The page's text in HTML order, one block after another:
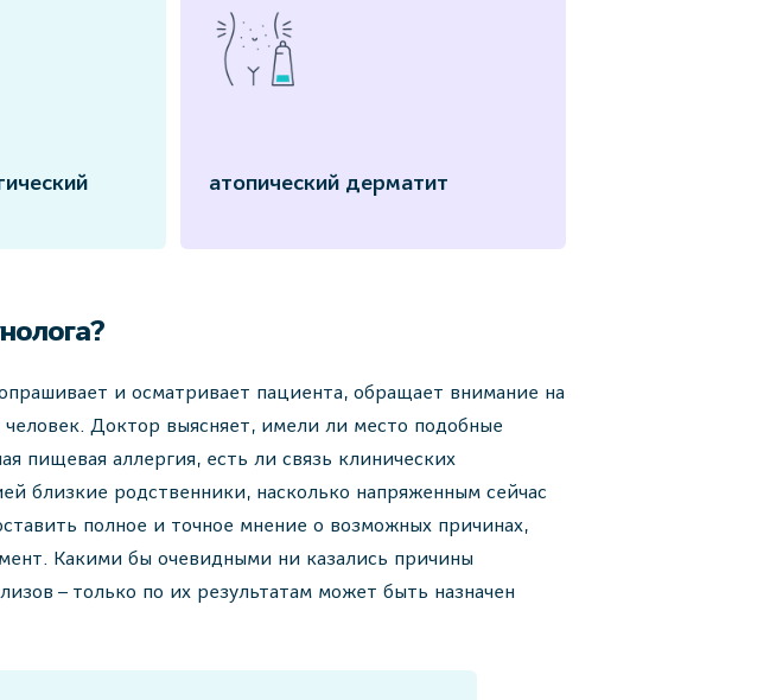
атопический дерматит
и осматривает пациента, обращает внимание на
Доктор выясняет, имели ли место подобные
пищевая аллергия, есть ли связь клинических
близкие родственники, насколько напряженным сейчас
полное и точное мнение о возможных причинах,
Какими бы очевидными ни казались причины
– только по их результатам может быть назначен